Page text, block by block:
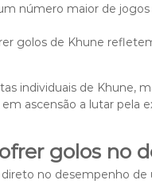
número maior de
golos de Khune
individuais de Khune,
ascensão a lutar pela
golos no
no desempenho